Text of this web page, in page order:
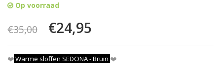
Op voorraad
€35,00 €24,95
❤️Warme sloffen SEDONA - Bruin ❤️